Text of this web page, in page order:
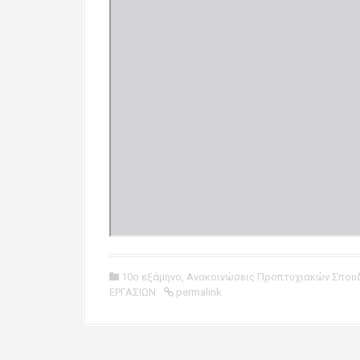
10ο εξάμηνο Ανακοινώσεις Προπτυχιακών
ΕΡΓΑΣΙΩΝ
permalink